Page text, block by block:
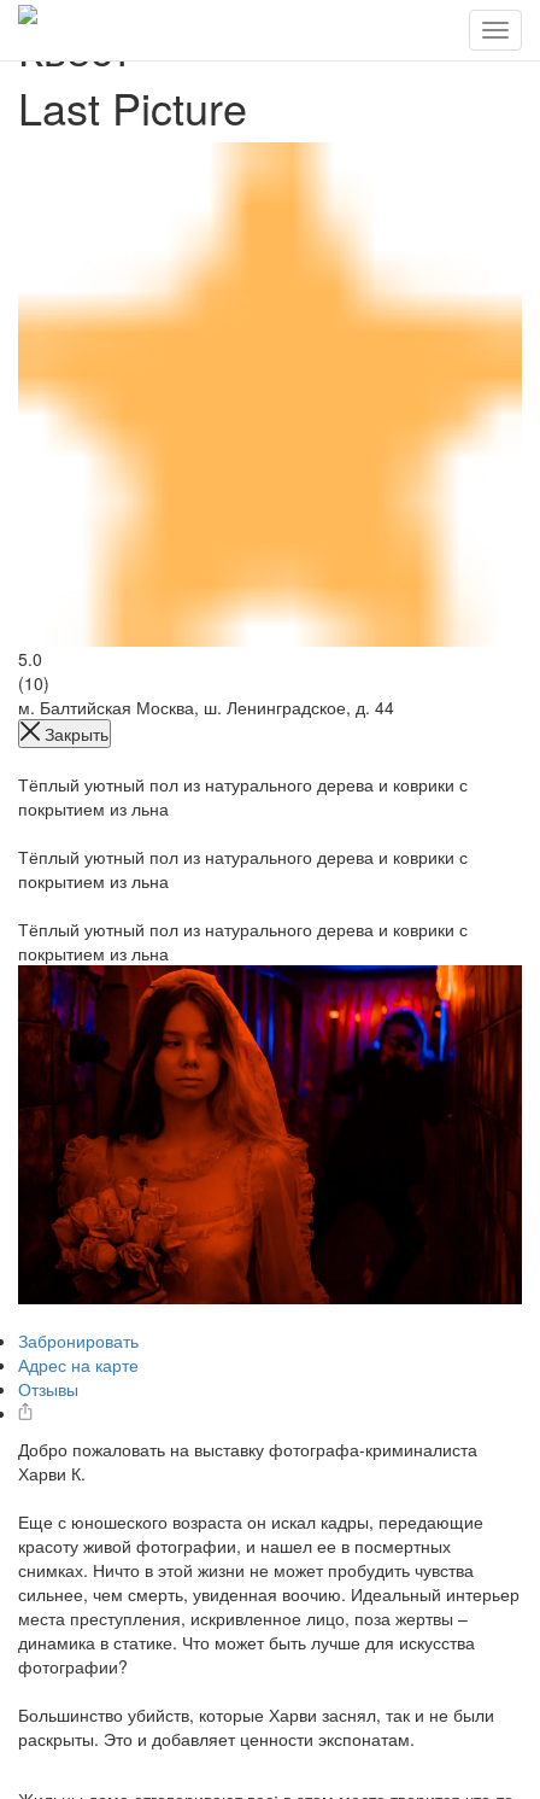
Квест
Last Picture
5.0
(10)
м. Балтийская Москва, ш. Ленинградское, д. 44
Закрыть
Тёплый уютный пол из натурального дерева и коврики с
покрытием из льна
Тёплый уютный пол из натурального дерева и коврики с
покрытием из льна
Тёплый уютный пол из натурального дерева и коврики с
покрытием из льна
Забронировать
Адрес на карте
Отзывы
Добро пожаловать на выставку фотографа-криминалиста
Харви К.
Еще с юношеского возраста он искал кадры, передающие
красоту живой фотографии, и нашел ее в посмертных
снимках. Ничто в этой жизни не может пробудить чувства
сильнее, чем смерть, увиденная воочию. Идеальный интерьер
места преступления, искривленное лицо, поза жертвы –
динамика в статике. Что может быть лучше для искусства
фотографии?
Большинство убийств, которые Харви заснял, так и не были
раскрыты. Это и добавляет ценности экспонатам.